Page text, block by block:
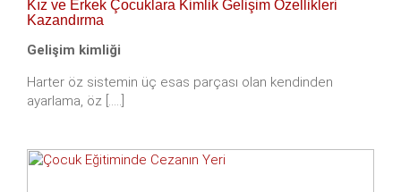
Kız ve Erkek Çocuklara Kimlik Gelişim Özellikleri
Kazandırma
Gelişim kimliği
Harter öz sistemin üç esas parçası olan kendinden
ayarlama, öz [.....]